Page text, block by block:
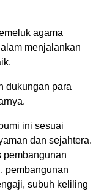
agama
menjalankan
dukungan para
ini sesuai
dan sejahtera.
pembangunan
pembangunan
subuh keliling